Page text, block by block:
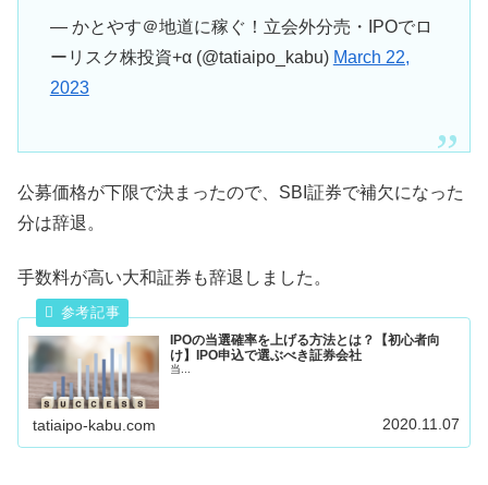
— かとやす＠地道に稼ぐ！立会外分売・IPOでロ
ーリスク株投資+α (@tatiaipo_kabu) March 22,
2023
公募価格が下限で決まったので、SBI証券で補欠になった
分は辞退。
手数料が高い大和証券も辞退しました。
IPOの当選確率を上げる方法とは？【初心者向
け】IPO申込で選ぶべき証券会社
当...
tatiaipo-kabu.com 2020.11.07